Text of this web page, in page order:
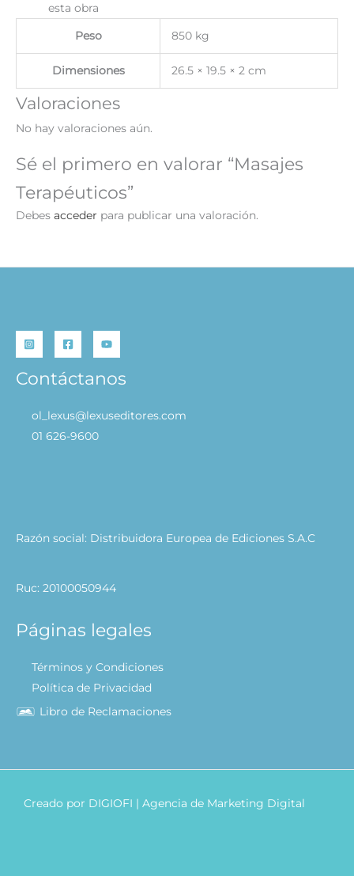
esta obra
Peso 850 kg
Dimensiones 26.5 × 19.5 × 2 cm
Valoraciones
No hay valoraciones aún.
Sé el primero en valorar “Masajes
Terapéuticos”
Debes acceder para publicar una valoración.
Contáctanos
ol_lexus@lexuseditores.com
01 626-9600
Razón social: Distribuidora Europea de Ediciones S.A.C
Ruc: 20100050944
Páginas legales
Términos y Condiciones
Política de Privacidad
Libro de Reclamaciones
Creado por DIGIOFI | Agencia de Marketing Digital